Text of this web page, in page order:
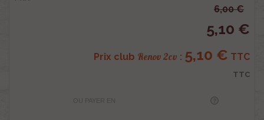
6,00 €
5,10 €
Prix club Renov 2cv : 5,10 € TTC
TTC
OU PAYER EN